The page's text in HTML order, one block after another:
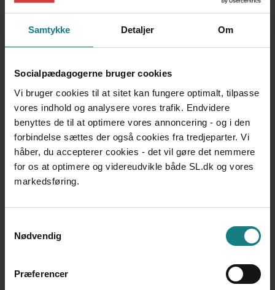
Samtykke Detaljer Om
Socialpædagogerne bruger cookies
Vi bruger cookies til at sitet kan fungere optimalt, tilpasse
vores indhold og analysere vores trafik. Endvidere
benyttes de til at optimere vores annoncering - og i den
forbindelse sættes der også cookies fra tredjeparter. Vi
håber, du accepterer cookies - det vil gøre det nemmere
for os at optimere og videreudvikle både SL.dk og vores
markedsføring.
Nødvendig
Præferencer
1. Det er okay at blive frustreret
2. Har du set tingene fra den andens perspektiv?
det?